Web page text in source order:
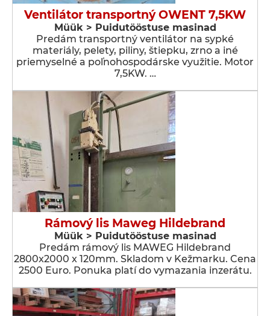
Ventilátor transportný OWENT 7,5KW
Müük > Puidutööstuse masinad
Predám transportný ventilátor na sypké
materiály, pelety, piliny, štiepku, zrno a iné
priemyselné a poľnohospodárske využitie. Motor
7,5KW. …
Rámový lis Maweg Hildebrand
Müük > Puidutööstuse masinad
Predám rámový lis MAWEG Hildebrand
2800x2000 x 120mm. Skladom v Kežmarku. Cena
2500 Euro. Ponuka platí do vymazania inzerátu.